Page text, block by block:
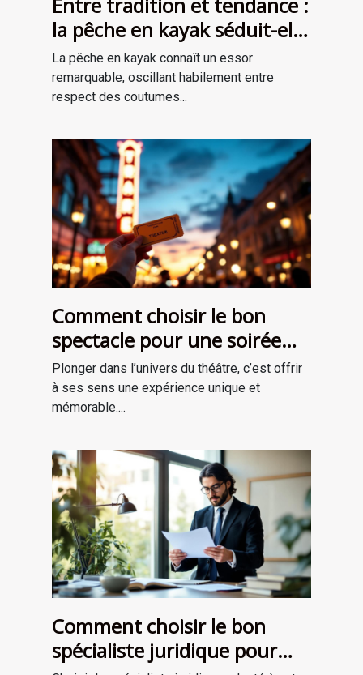
Entre tradition et tendance :
la pêche en kayak séduit-elle
une nouvelle génération ?
La pêche en kayak connaît un essor
remarquable, oscillant habilement entre
respect des coutumes...
Comment choisir le bon
spectacle pour une soirée
théâtrale inoubliable ?
Plonger dans l’univers du théâtre, c’est offrir
à ses sens une expérience unique et
mémorable....
Comment choisir le bon
spécialiste juridique pour